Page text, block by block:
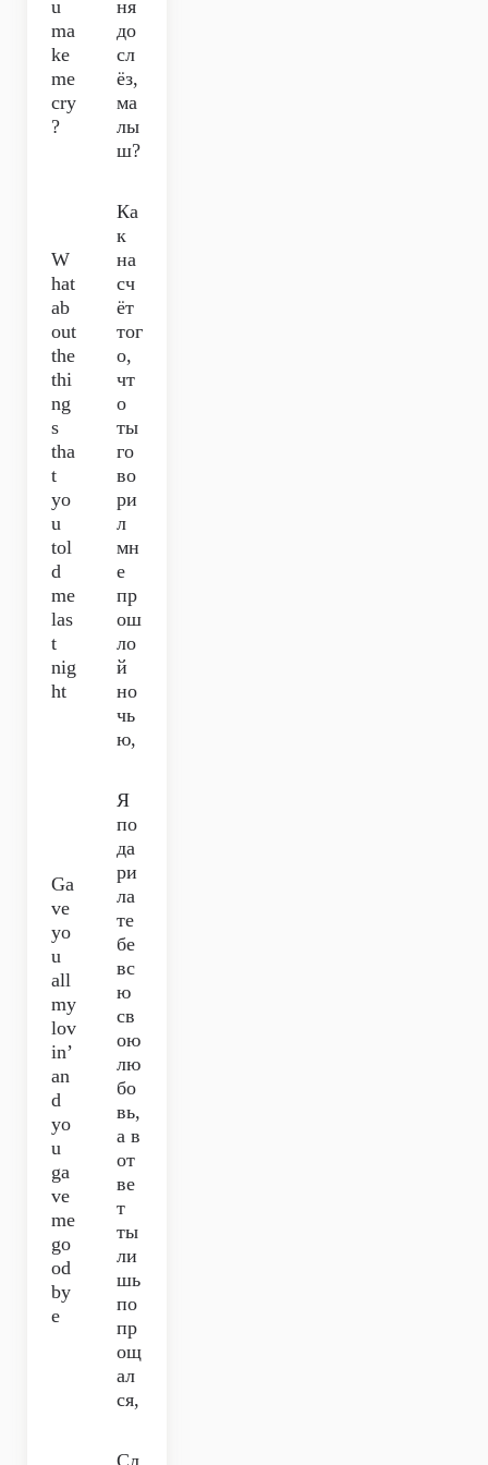
u
ma
ke
me
cry
?
ня
до
сл
ёз,
ма
лы
ш?
W
hat
ab
out
the
thi
ng
s
tha
t
yo
u
tol
d
me
las
t
nig
ht
Ка
к
на
сч
ёт
тог
о,
чт
о
ты
го
во
ри
л
мн
е
пр
ош
ло
й
но
чь
ю,
Ga
ve
yo
u
all
my
lov
in’
an
d
yo
u
ga
ve
me
go
od
by
e
Я
по
да
ри
ла
те
бе
вс
ю
св
ою
лю
бо
вь,
а в
от
ве
т
ты
ли
шь
по
пр
ощ
ал
ся,
Сл